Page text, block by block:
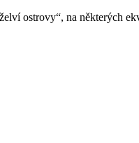
ostrovy“, na některých